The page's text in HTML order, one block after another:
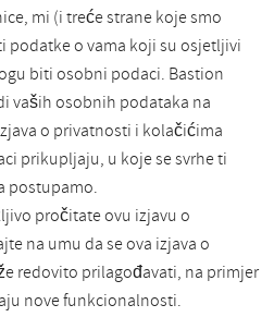
mi (i treće strane koje smo
o vama koji su osjetljivi
biti osobni podaci. Bastion
vaših osobnih podataka na
o privatnosti i kolačićima
prikupljaju, u koje se svrhe ti
postupamo.
pročitate ovu izjavu o
na umu da se ova izjava o
redovito prilagođavati, na primjer
nove funkcionalnosti.